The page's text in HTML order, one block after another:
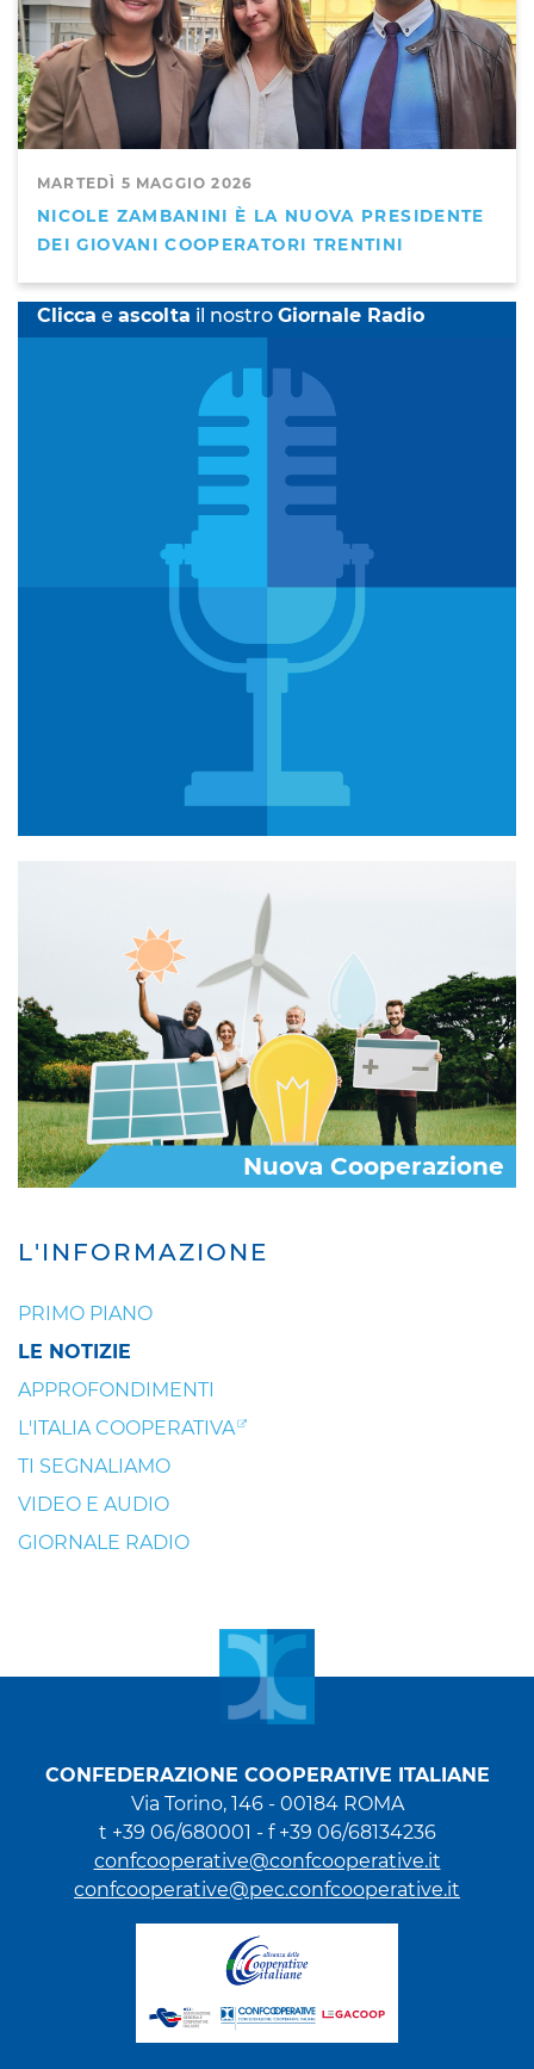
L'INFORMAZIONE
PRIMO PIANO
LE NOTIZIE
APPROFONDIMENTI
L'ITALIA COOPERATIVA
TI SEGNALIAMO
VIDEO E AUDIO
GIORNALE RADIO
MARTEDÌ 5 MAGGIO 2026
NICOLE ZAMBANINI È LA NUOVA PRESIDENTE
DEI GIOVANI COOPERATORI TRENTINI
Clicca e ascolta il nostro Giornale Radio
Nuova Cooperazione
CONFEDERAZIONE COOPERATIVE ITALIANE
Via Torino, 146 - 00184 ROMA
t +39 06/680001 - f +39 06/68134236
confcooperative@confcooperative.it
confcooperative@pec.confcooperative.it